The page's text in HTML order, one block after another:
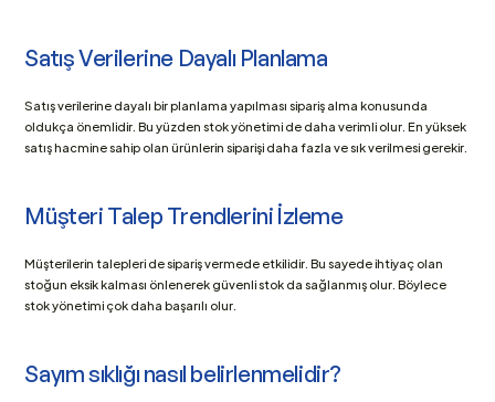
Satış Verilerine Dayalı Planlama
Satış verilerine dayalı bir planlama yapılması sipariş alma konusunda
oldukça önemlidir. Bu yüzden stok yönetimi de daha verimli olur. En yüksek
satış hacmine sahip olan ürünlerin siparişi daha fazla ve sık verilmesi gerekir.
Müşteri Talep Trendlerini İzleme
Müşterilerin talepleri de sipariş vermede etkilidir. Bu sayede ihtiyaç olan
stoğun eksik kalması önlenerek güvenli stok da sağlanmış olur. Böylece
stok yönetimi çok daha başarılı olur.
Sayım sıklığı nasıl belirlenmelidir?